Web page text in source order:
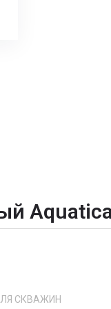
СКВАЖИН